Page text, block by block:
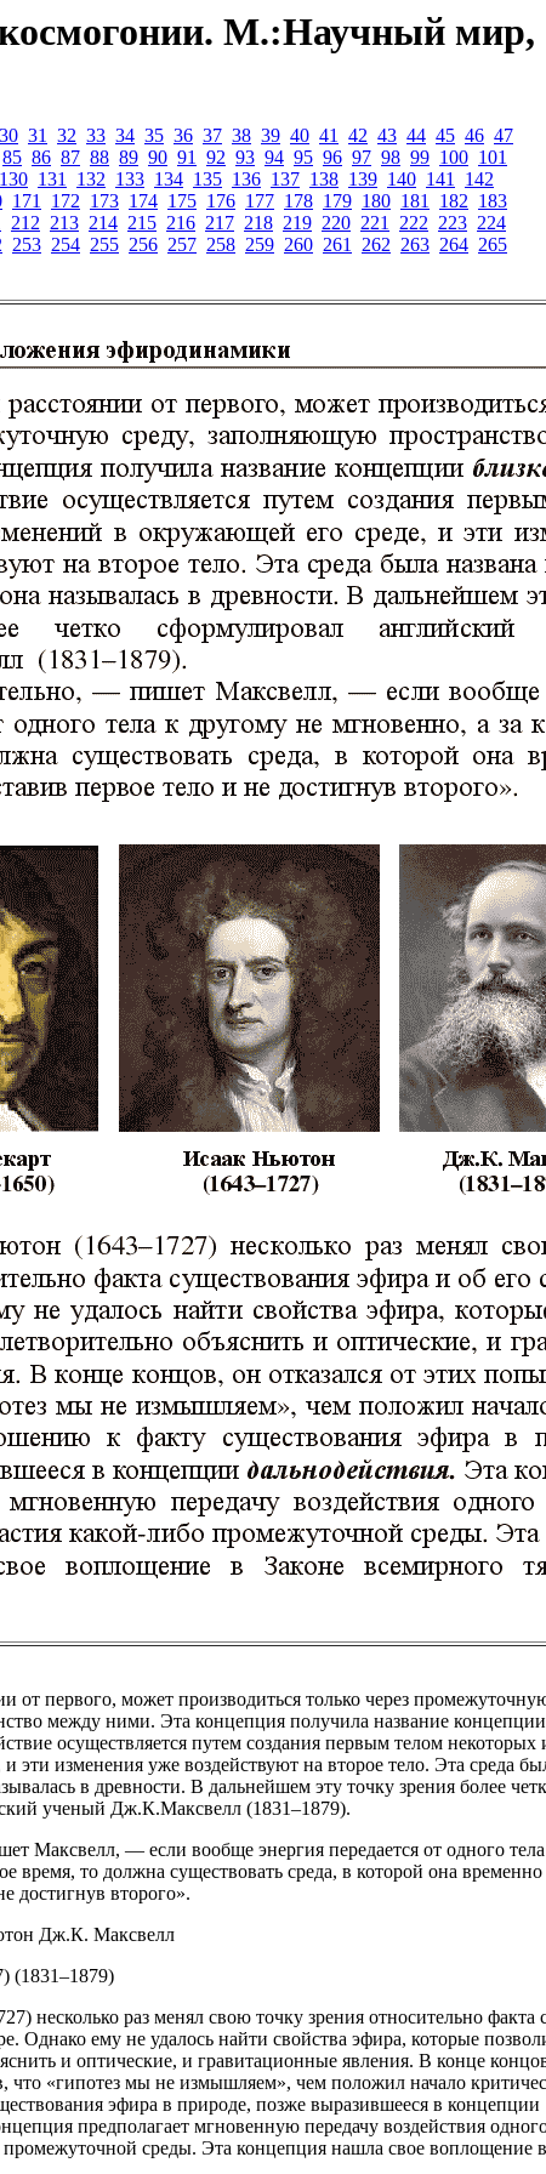
М.:Научный мир,
30 31 32 33 34 35 36 37 38 39 40 41 42 43 44 45 46 47
85 86 87 88 89 90 91 92 93 94 95 96 97 98 99 100 101
130 131 132 133 134 135 136 137 138 139 140 141 142
171 172 173 174 175 176 177 178 179 180 181 182 183
212 213 214 215 216 217 218 219 220 221 222 223 224
253 254 255 256 257 258 259 260 261 262 263 264 265
от первого, может производиться только через
между ними. Эта концепция получила название концепции
осуществляется путем создания первым телом некоторых
эти изменения уже воздействуют на второе тело. Эта среда
в древности. В дальнейшем эту точку зрения более
ученый Дж.К.Максвелл (1831–1879).
Максвелл, — если вообще энергия передается от одного
время, то должна существовать среда, в которой она
достигнув второго».
Дж.К. Максвелл
(1831–1879)
несколько раз менял свою точку зрения относительно факта
Однако ему не удалось найти свойства эфира, которые
и оптические, и гравитационные явления. В конце
что «гипотез мы не измышляем», чем положил начало
эфира в природе, позже выразившееся в концепции
предполагает мгновенную передачу воздействия
промежуточной среды. Эта концепция нашла свое воплощение